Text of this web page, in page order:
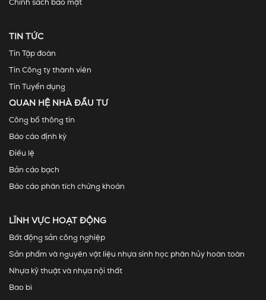
Chính sách bảo mật
TIN TỨC
Tin Tập đoàn
Tin Công ty thành viên
Tin Tuyển dụng
QUAN HỆ NHÀ ĐẦU TƯ
Công bố thông tin
Báo cáo định kỳ
Điều lệ
Bản cáo bạch
Báo cáo phân tích chứng khoán
LĨNH VỰC HOẠT ĐỘNG
Bất động sản công nghiệp
Sản phẩm và nguyên vật liệu nhựa sinh học phân hủy hoàn toàn
Nhựa kỹ thuật và nhựa nội thất
Bao bì